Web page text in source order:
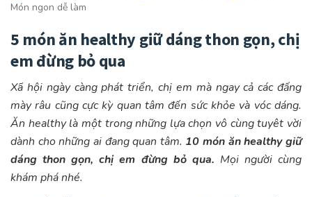
Món ngon dễ làm
5 món ăn healthy giữ dáng thon gọn, chị
em đừng bỏ qua
Xã hội ngày càng phát triển, chị em mà ngay cả các đấng
mày râu cũng cực kỳ quan tâm đến sức khỏe và vóc dáng.
Ăn healthy là một trong những lựa chọn vô cùng tuyêt vời
dành cho những ai đang quan tâm. 10 món ăn healthy giữ
dáng thon gọn, chị em đừng bỏ qua. Mọi người cùng
khám phá nhé.